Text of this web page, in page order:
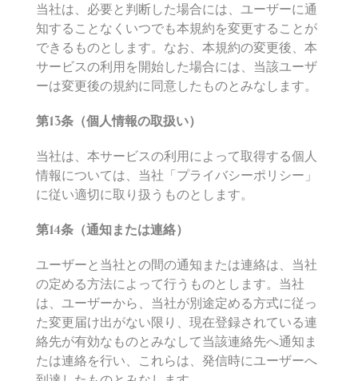
当社は、必要と判断した場合には、ユーザーに通
知することなくいつでも本規約を変更することが
できるものとします。なお、本規約の変更後、本
サービスの利用を開始した場合には、当該ユーザ
ーは変更後の規約に同意したものとみなします。
第13条（個人情報の取扱い）
当社は、本サービスの利用によって取得する個人
情報については、当社「プライバシーポリシー」
に従い適切に取り扱うものとします。
第14条（通知または連絡）
ユーザーと当社との間の通知または連絡は、当社
の定める方法によって行うものとします。当社
は、ユーザーから、当社が別途定める方式に従っ
た変更届け出がない限り、現在登録されている連
絡先が有効なものとみなして当該連絡先へ通知ま
たは連絡を行い、これらは、発信時にユーザーへ